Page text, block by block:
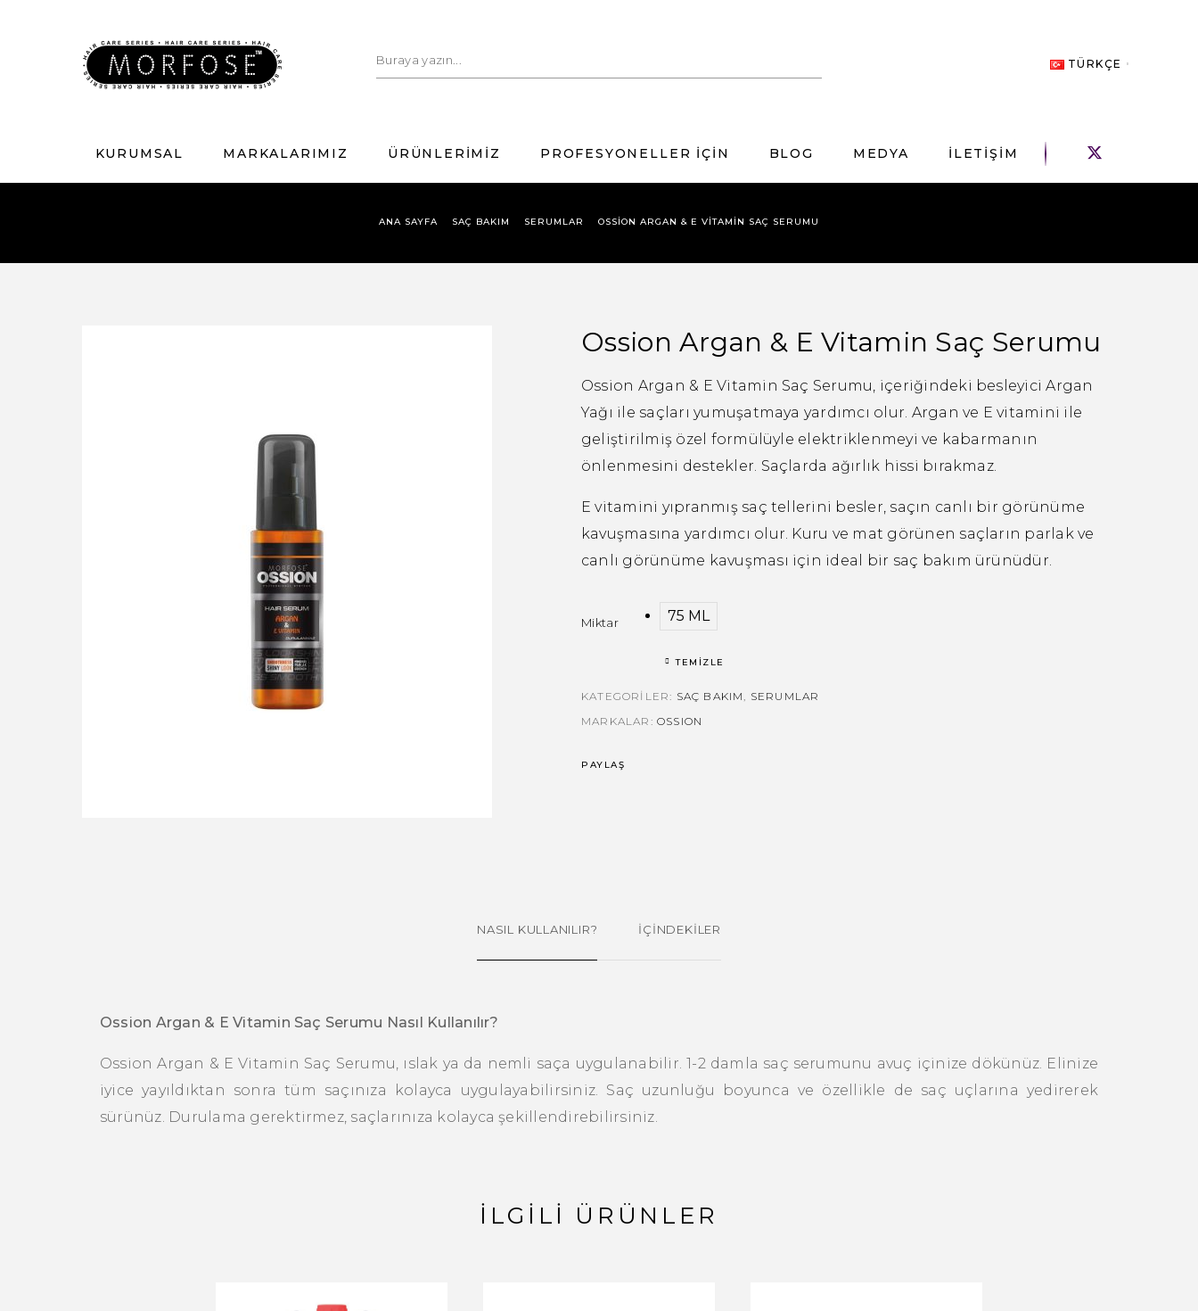
TÜRKÇE
KURUMSAL MARKALARIMIZ ÜRÜNLERİMİZ PROFESYONELLER İÇİN BLOG MEDYA İLETİŞİM
ANA SAYFA SAÇ BAKIM SERUMLAR OSSION ARGAN & E VITAMIN SAÇ SERUMU
Ossion Argan & E Vitamin Saç Serumu
Ossion Argan & E Vitamin Saç Serumu, içeriğindeki besleyici Argan
Yağı ile saçları yumuşatmaya yardımcı olur. Argan ve E vitamini ile
geliştirilmiş özel formülüyle elektriklenmeyi ve kabarmanın
önlenmesini destekler. Saçlarda ağırlık hissi bırakmaz.
E vitamini yıpranmış saç tellerini besler, saçın canlı bir görünüme
kavuşmasına yardımcı olur. Kuru ve mat görünen saçların parlak ve
canlı görünüme kavuşması için ideal bir saç bakım ürünüdür.
Miktar 75 ML
TEMIZLE
KATEGORILER: SAÇ BAKIM, SERUMLAR
MARKALAR: OSSION
PAYLAŞ
NASIL KULLANILIR? İÇİNDEKİLER
Ossion Argan & E Vitamin Saç Serumu Nasıl Kullanılır?
Ossion Argan & E Vitamin Saç Serumu, ıslak ya da nemli saça uygulanabilir. 1-2 damla saç serumunu avuç içinize dökünüz. Elinize
iyice yayıldıktan sonra tüm saçınıza kolayca uygulayabilirsiniz. Saç uzunluğu boyunca ve özellikle de saç uçlarına yedirerek
sürünüz. Durulama gerektirmez, saçlarınıza kolayca şekillendirebilirsiniz.
İLGILI ÜRÜNLER